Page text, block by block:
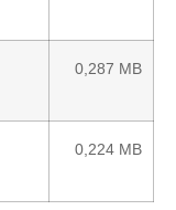
0,287 MB
0,224 MB